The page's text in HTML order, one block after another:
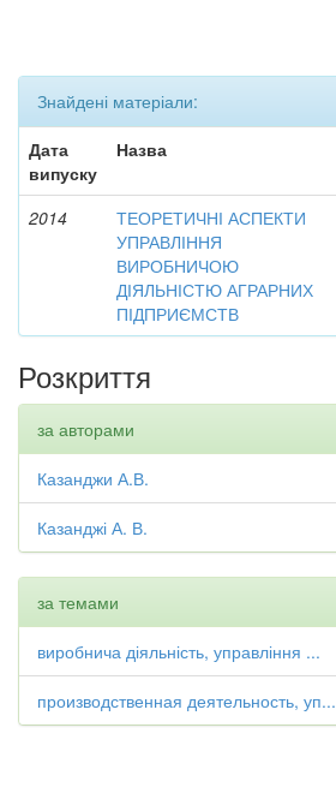
Знайдені матеріали:
Дата
випуску
Назва
2014
ТЕОРЕТИЧНІ АСПЕКТИ
УПРАВЛІННЯ
ВИРОБНИЧОЮ
ДІЯЛЬНІСТЮ АГРАРНИХ
ПІДПРИЄМСТВ
Розкриття
за авторами
Казанджи А.В.
Казанджі А. В.
за темами
виробнича діяльність, управління ...
производственная деятельность, уп...